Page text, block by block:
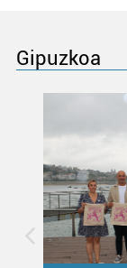
Gipuzkoa